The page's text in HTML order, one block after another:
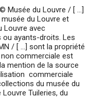
Musée du Louvre / [ …]
du Louvre et
Louvre avec
ou ayants-droits. Les
/ [ …] sont la propriété
commerciale est
mention de la source
commerciale
du musée du
Tuileries, du